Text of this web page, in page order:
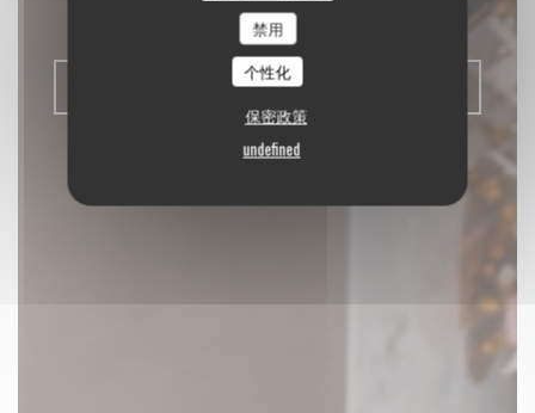
禁用
个性化
保密政策
undefined
|FONTAINEBLEAU
预订餐位